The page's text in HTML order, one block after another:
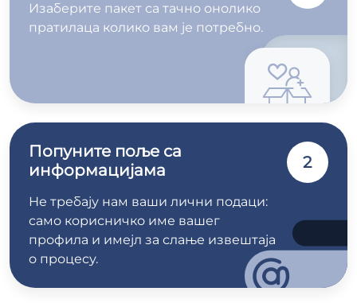
Изаберите пакет са тачно онолико
пратилаца колико вам је потребно.
Попуните поље са
информацијама
Не требају нам ваши лични подаци:
само корисничко име вашег
профила и имејл за слање извештаја
о процесу.
2